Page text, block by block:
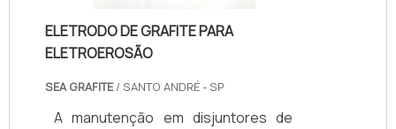
ELETRODO DE GRAFITE PARA
ELETROEROSÃO
SEA GRAFITE/ SANTO ANDRÉ - SP
A manutenção em disjuntores de